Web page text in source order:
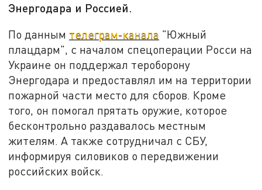
Энергодара и Россией.
По данным телеграм-канала "Южный
плацдарм", с началом спецоперации Росси на
Украине он поддержал тероборону
Энергодара и предоставлял им на территории
пожарной части место для сборов. Кроме
того, он помогал прятать оружие, которое
бесконтрольно раздавалось местным
жителям. А также сотрудничал с СБУ,
информируя силовиков о передвижении
российских войск.